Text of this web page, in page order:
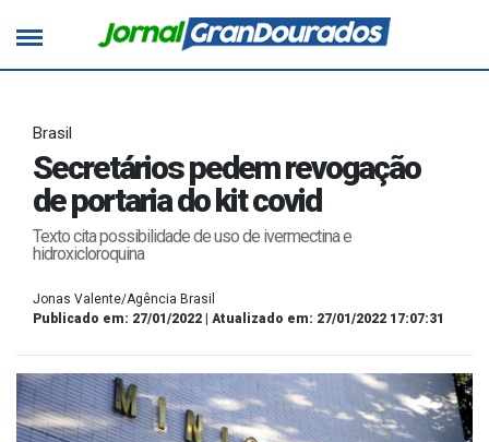
Brasil
Secretários pedem revogação
de portaria do kit covid
Texto cita possibilidade de uso de ivermectina e
hidroxicloroquina
Jonas Valente/Agência Brasil
Publicado em: 27/01/2022 | Atualizado em: 27/01/2022 17:07:31